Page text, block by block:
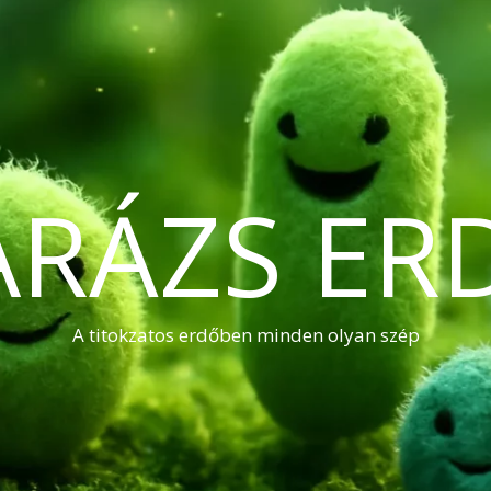
A titokzatos erdőben minden olyan szép